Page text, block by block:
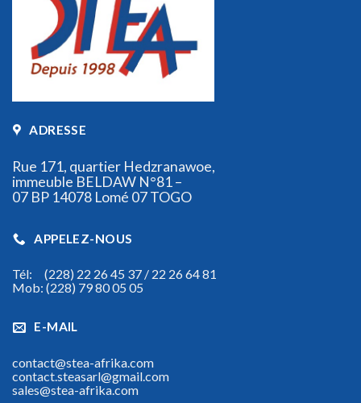
ADRESSE
Rue 171, quartier Hedzranawoe,
immeuble BELDAW N°81 –
07 BP 14078 Lomé 07 TOGO
APPELEZ-NOUS
Tél: (228) 22 26 45 37 / 22 26 64 81
Mob: (228) 79 80 05 05
E-MAIL
contact@stea-afrika.com
contact.steasarl@gmail.com
sales@stea-afrika.com